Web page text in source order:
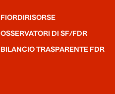
FIORDIRISORSE
OSSERVATORI DI SF/FDR
BILANCIO TRASPARENTE FDR